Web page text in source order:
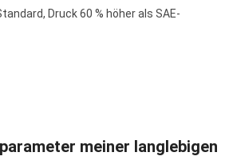
Druck 60 % höher als SAE-
meiner langlebigen